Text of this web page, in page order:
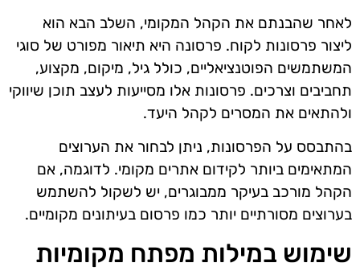
לאחר שהבנתם את הקהל המקומי, השלב הבא הוא
ליצור פרסונות לקוח. פרסונה היא תיאור מפורט של סוגי
המשתמשים הפוטנציאליים, כולל גיל, מיקום, מקצוע,
תחביבים וצרכים. פרסונות אלו מסייעות לעצב תוכן שיווקי
ולהתאים את המסרים לקהל היעד.
בהתבסס על הפרסונות, ניתן לבחור את הערוצים
המתאימים ביותר לקידום אתרים מקומי. לדוגמה, אם
הקהל מורכב בעיקר ממבוגרים, יש לשקול להשתמש
בערוצים מסורתיים יותר כמו פרסום בעיתונים מקומיים.
שימוש במילות מפתח מקומיות